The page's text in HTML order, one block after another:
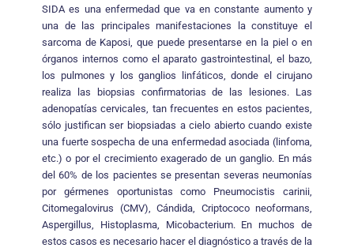
SIDA es una enfermedad que va en constante aumento y
una de las principales manifestaciones la constituye el
sarcoma de Kaposi, que puede presentarse en la piel o en
órganos internos como el aparato gastrointestinal, el bazo,
los pulmones y los ganglios linfáticos, donde el cirujano
realiza las biopsias confirmatorias de las lesiones. Las
adenopatías cervicales, tan frecuentes en estos pacientes,
sólo justifican ser biopsiadas a cielo abierto cuando existe
una fuerte sospecha de una enfermedad asociada (linfoma,
etc.) o por el crecimiento exagerado de un ganglio. En más
del 60% de los pacientes se presentan severas neumonías
por gérmenes oportunistas como Pneumocistis carinii,
Citomegalovirus (CMV), Cándida, Criptococo neoformans,
Aspergillus, Histoplasma, Micobacterium. En muchos de
estos casos es necesario hacer el diagnóstico a través de la